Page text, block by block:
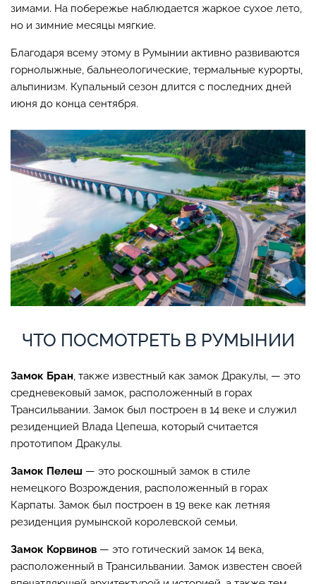
зимами. На побережье наблюдается жаркое сухое лето,
но и зимние месяцы мягкие.
Благодаря всему этому в Румынии активно развиваются
горнолыжные, бальнеологические, термальные курорты,
альпинизм. Купальный сезон длится с последних дней
июня до конца сентября.
ЧТО ПОСМОТРЕТЬ В РУМЫНИИ
Замок Бран, также известный как замок Дракулы, — это
средневековый замок, расположенный в горах
Трансильвании. Замок был построен в 14 веке и служил
резиденцией Влада Цепеша, который считается
прототипом Дракулы.
Замок Пелеш — это роскошный замок в стиле
немецкого Возрождения, расположенный в горах
Карпаты. Замок был построен в 19 веке как летняя
резиденция румынской королевской семьи.
Замок Корвинов — это готический замок 14 века,
расположенный в Трансильвании. Замок известен своей